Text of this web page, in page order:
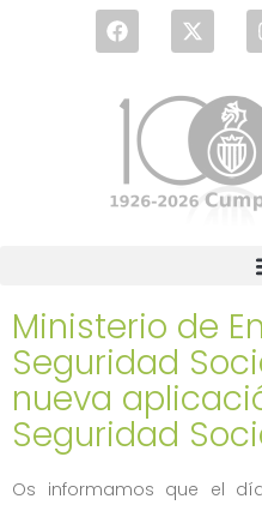
Ministerio de
Seguridad
nueva
Seguridad
Os informamos que el